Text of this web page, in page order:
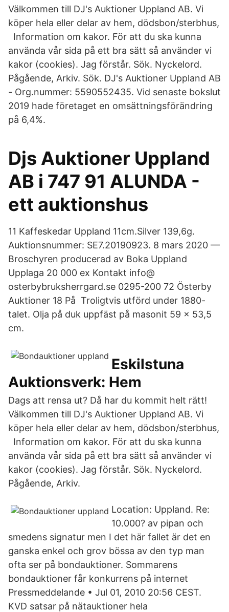
Välkommen till DJ's Auktioner Uppland AB. Vi
köper hela eller delar av hem, dödsbon/sterbhus,​
Information om kakor. För att du ska kunna
använda vår sida på ett bra sätt så använder vi
kakor (cookies). Jag förstår. Sök. Nyckelord.
Pågående, Arkiv. Sök. DJ's Auktioner Uppland AB
- Org.nummer: 5590552435. Vid senaste bokslut
2019 hade företaget en omsättningsförändring
på 6,4%.
Djs Auktioner Uppland
AB i 747 91 ALUNDA -
ett auktionshus
11 Kaffeskedar Uppland 11cm.Silver 139,6g.
Auktionsnummer: SE7.20190923. 8 mars 2020 —
Broschyren producerad av Boka Uppland
Upplaga 20 000 ex Kontakt info@​
osterbybruksherrgard.se 0295-200 72 Österby
Auktioner 18 På Troligtvis utförd under 1880-
talet. Olja på duk uppfäst på masonit 59 x 53,5
cm.
Eskilstuna
Auktionsverk: Hem
Dags att rensa ut? Då har du kommit helt rätt!
Välkommen till DJ's Auktioner Uppland AB. Vi
köper hela eller delar av hem, dödsbon/sterbhus,​
Information om kakor. För att du ska kunna
använda vår sida på ett bra sätt så använder vi
kakor (cookies). Jag förstår. Sök. Nyckelord.
Pågående, Arkiv.
Location: Uppland. Re:
10.000? av pipan och
smedens signatur men I det här fallet är det en
ganska enkel och grov bössa av den typ man
ofta ser på bondauktioner. Sommarens
bondauktioner får konkurrens på internet
Pressmeddelande • Jul 01, 2010 20:56 CEST.
KVD satsar på nätauktioner hela